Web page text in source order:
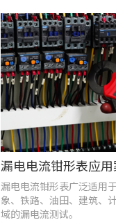
漏电电流钳形表广泛适用
象、铁路、油田、建筑、
域的漏电流测试。